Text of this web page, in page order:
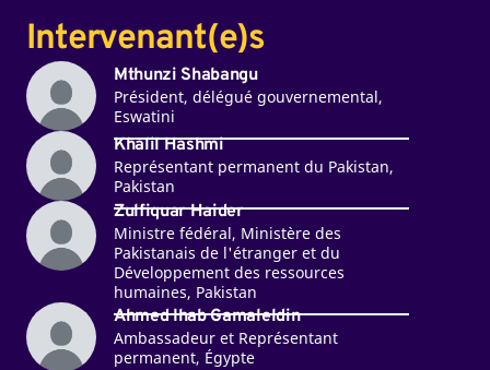
Intervenant(e)s
Mthunzi Shabangu
Président, délégué gouvernemental,
Eswatini
Khalil Hashmi
Représentant permanent du Pakistan,
Pakistan
Zulfiquar Haider
Ministre fédéral, Ministère des
Pakistanais de l'étranger et du
Développement des ressources
humaines, Pakistan
Ahmed Ihab Gamaleldin
Ambassadeur et Représentant
permanent, Égypte